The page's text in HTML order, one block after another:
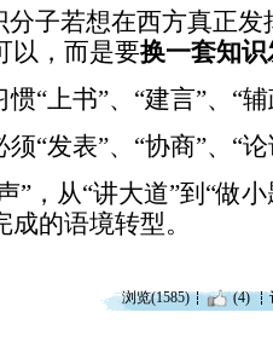
分子若想在西方真正
以，而是要换一套知
“上书”、“建言”、“
“发表”、“协商”、“
”，从“讲大道”到“做
的语境转型。
浏览(1585) (4)